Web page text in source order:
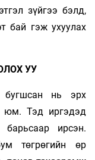
зүйгээ бэлд,
бай гэж ухуулах
УУ
бугшсан нь эрх
юм. Тэд иргэдэд
ирсэн.
төгрөгийн өр